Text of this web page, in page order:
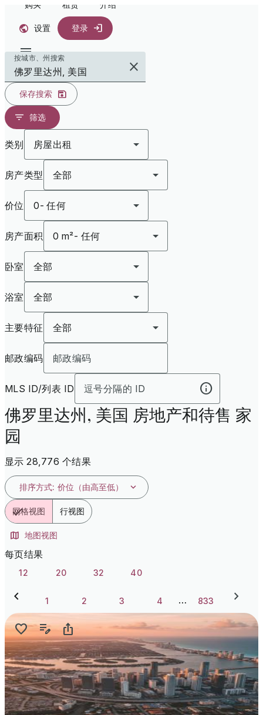
购买 租赁 介绍
设置 登录
按城市、州搜索
保存搜索
筛选
类别 房屋出租
房产类型 全部
价位 0- 任何
房产面积 0 m²- 任何
卧室 全部
浴室 全部
主要特征 全部
邮政编码
MLS ID/列表 ID
佛罗里达州, 美国 房地产和待售 家
园
显示 28,776 个结果
排序方式: 价位（由高至低）
网格视图 行视图
地图视图
每页结果
12 20 32 40
1 2 3 4 … 833